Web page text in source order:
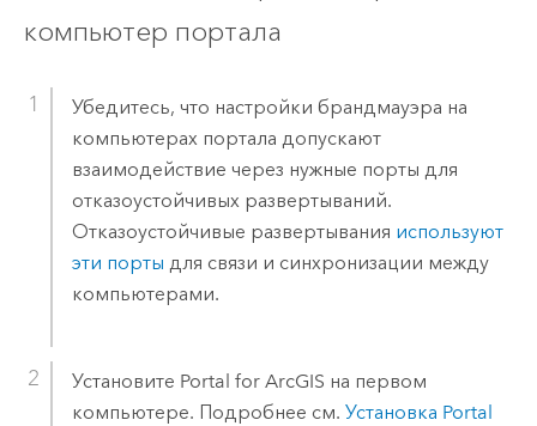
компьютер портала
Убедитесь, что настройки брандмауэра на
компьютерах портала допускают
взаимодействие через нужные порты для
отказоустойчивых развертываний.
Отказоустойчивые развертывания используют
эти порты для связи и синхронизации между
компьютерами.
Установите Portal for ArcGIS на первом
компьютере. Подробнее см. Установка Portal